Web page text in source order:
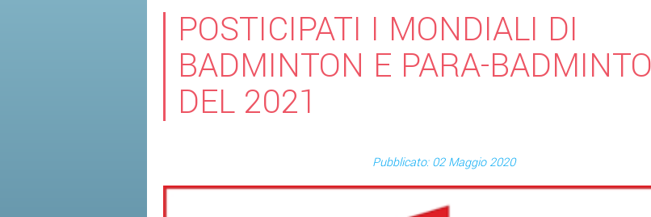
POSTICIPATI I MONDIALI DI
BADMINTON E PARA-
DEL 2021
Pubblicato: 02 Maggio 2020